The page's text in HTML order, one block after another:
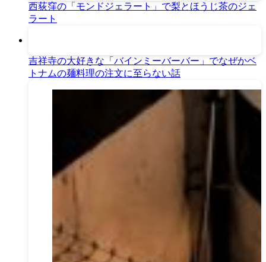
西荻窪の「モンドジェラート」で梨とほうじ茶のジェ
ラート
吉祥寺の大好きな「バインミーバーバー」でなぜかベ
トナムの麺料理の注文に至らない話